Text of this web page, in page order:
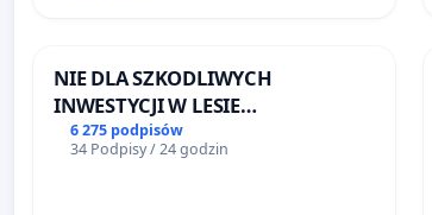
NIE DLA SZKODLIWYCH
INWESTYCJI W LESIE
ŁAGIEWNICKIM I ARTURÓWKU
6 275 podpisów
34 Podpisy / 24 godzin